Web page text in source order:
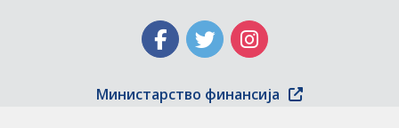
Министарство финансија